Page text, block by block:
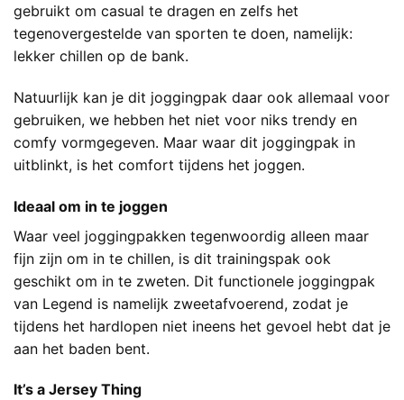
gebruikt om casual te dragen en zelfs het
tegenovergestelde van sporten te doen, namelijk:
lekker chillen op de bank.
Natuurlijk kan je dit joggingpak daar ook allemaal voor
gebruiken, we hebben het niet voor niks trendy en
comfy vormgegeven. Maar waar dit joggingpak in
uitblinkt, is het comfort tijdens het joggen.
Ideaal om in te joggen
Waar veel joggingpakken tegenwoordig alleen maar
fijn zijn om in te chillen, is dit trainingspak ook
geschikt om in te zweten. Dit functionele joggingpak
van Legend is namelijk zweetafvoerend, zodat je
tijdens het hardlopen niet ineens het gevoel hebt dat je
aan het baden bent.
It’s a Jersey Thing